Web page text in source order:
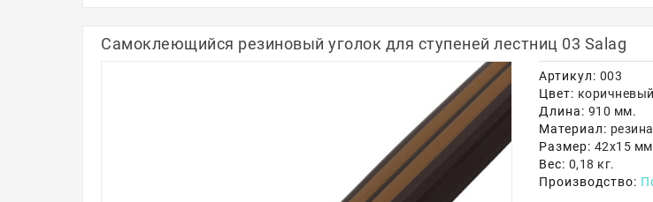
Самоклеющийся резиновый уголок для ступеней лестниц 03 Salag
Артикул: 003
Цвет:
Длина: 910 мм.
Материал: резина
Размер: 42х15
Вес: 0,18 кг.
Производство: